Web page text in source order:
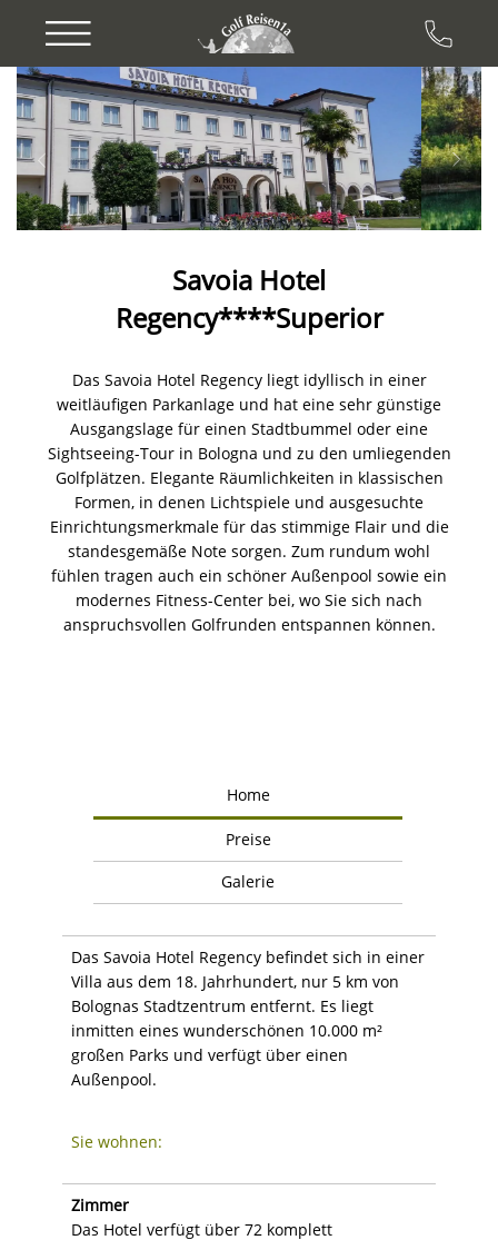
Previous Next
Savoia Hotel
Regency****Superior
Das Savoia Hotel Regency liegt idyllisch in einer
weitläufigen Parkanlage und hat eine sehr günstige
Ausgangslage für einen Stadtbummel oder eine
Sightseeing-Tour in Bologna und zu den umliegenden
Golfplätzen. Elegante Räumlichkeiten in klassischen
Formen, in denen Lichtspiele und ausgesuchte
Einrichtungsmerkmale für das stimmige Flair und die
standesgemäße Note sorgen. Zum rundum wohl
fühlen tragen auch ein schöner Außenpool sowie ein
modernes Fitness-Center bei, wo Sie sich nach
anspruchsvollen Golfrunden entspannen können.
Home
Preise
Galerie
Das Savoia Hotel Regency befindet sich in einer
Villa aus dem 18. Jahrhundert, nur 5 km von
Bolognas Stadtzentrum entfernt. Es liegt
inmitten eines wunderschönen 10.000 m²
großen Parks und verfügt über einen
Außenpool.
Sie wohnen:
Zimmer
Das Hotel verfügt über 72 komplett